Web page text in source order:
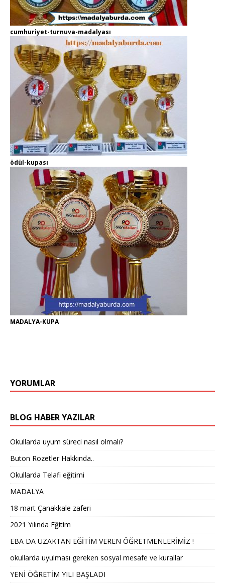
cumhuriyet-turnuva-madalyası
ödül-kupası
MADALYA-KUPA
YORUMLAR
BLOG HABER YAZILAR
Okullarda uyum süreci nasıl olmalı?
Buton Rozetler Hakkında..
Okullarda Telafi eğitimi
MADALYA
18 mart Çanakkale zaferi
2021 Yılında Eğitim
EBA DA UZAKTAN EĞİTİM VEREN ÖĞRETMENLERİMİZ !
okullarda uyulması gereken sosyal mesafe ve kurallar
YENİ ÖĞRETİM YILI BAŞLADI